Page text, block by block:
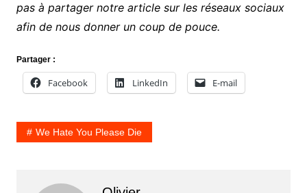
pas à partager notre article sur les réseaux sociaux
afin de nous donner un coup de pouce.
Partager :
Facebook LinkedIn E-mail
We Hate You Please Die